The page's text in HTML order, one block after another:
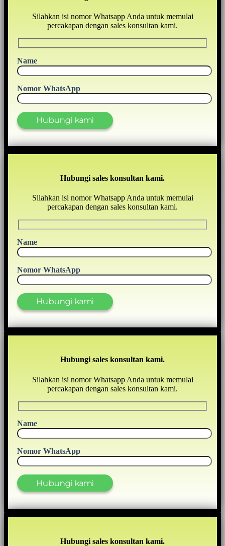
Silahkan isi nomor Whatsapp Anda untuk memulai
percakapan dengan sales konsultan kami.
Name
Nomor WhatsApp
Hubungi sales konsultan kami.
Silahkan isi nomor Whatsapp Anda untuk memulai
percakapan dengan sales konsultan kami.
Name
Nomor WhatsApp
Hubungi sales konsultan kami.
Silahkan isi nomor Whatsapp Anda untuk memulai
percakapan dengan sales konsultan kami.
Name
Nomor WhatsApp
Hubungi sales konsultan kami.